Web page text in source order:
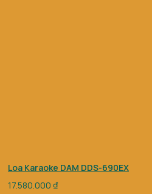
Loa Karaoke DAM DDS-690EX
17.580.000 ₫